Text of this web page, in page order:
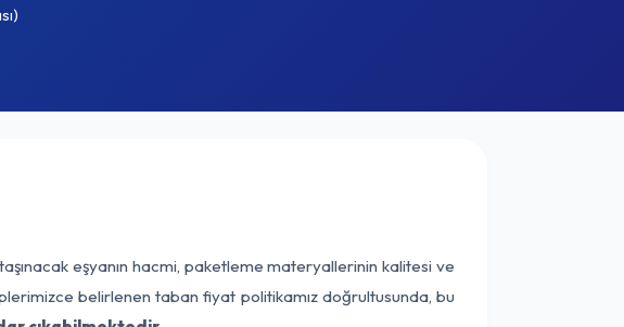
eşyanın hacmi, paketleme materyallerinin kalitesi ve
belirlenen taban fiyat politikamız doğrultusunda, bu